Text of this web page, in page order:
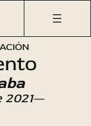
Vendimión
2021—